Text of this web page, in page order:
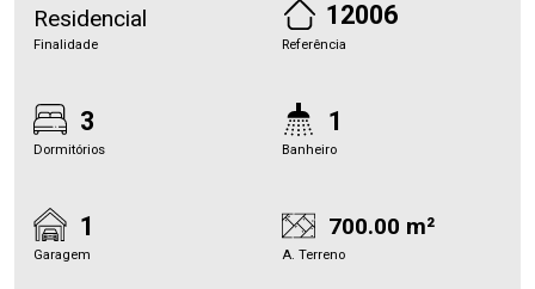
Residencial
Finalidade
12006
Referência
3
Dormitórios
1
Banheiro
1
Garagem
700.00 m²
A. Terreno